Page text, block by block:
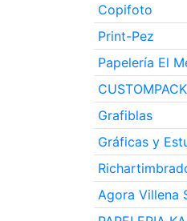
Copifoto
Print-Pez
Papelería El
Grafiblas
Gráficas y
Agora Villena